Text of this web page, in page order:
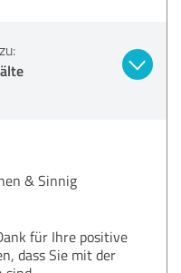
& Sinnig
für Ihre positive
dass Sie mit der